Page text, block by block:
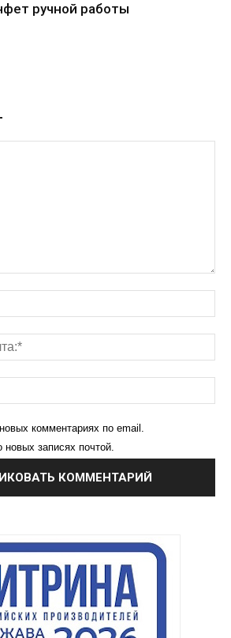
ручной работы
комментариях по email.
записях почтой.